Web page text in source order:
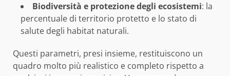
Biodiversità e protezione degli ecosistemi: la
percentuale di territorio protetto e lo stato di
salute degli habitat naturali.
Questi parametri, presi insieme, restituiscono un
quadro molto più realistico e completo rispetto a